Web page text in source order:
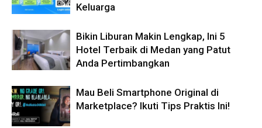
Keluarga
Bikin Liburan Makin Lengkap, Ini 5
Hotel Terbaik di Medan yang Patut
Anda Pertimbangkan
Mau Beli Smartphone Original di
Marketplace? Ikuti Tips Praktis Ini!